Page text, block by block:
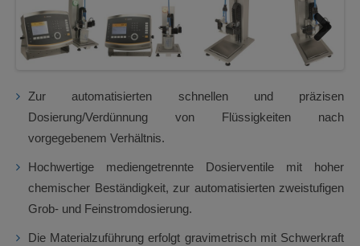
Next
Zur automatisierten schnellen und präzisen
Dosierung/Verdünnung von Flüssigkeiten nach
vorgegebenem Verhältnis.
Hochwertige mediengetrennte Dosierventile mit hoher
chemischer Beständigkeit, zur automatisierten zweistufigen
Grob- und Feinstromdosierung.
Die Materialzuführung erfolgt gravimetrisch mit Schwerkraft